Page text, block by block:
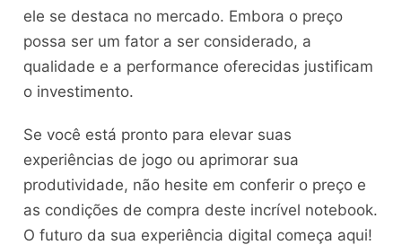
ele se destaca no mercado. Embora o preço
possa ser um fator a ser considerado, a
qualidade e a performance oferecidas justificam
o investimento.
Se você está pronto para elevar suas
experiências de jogo ou aprimorar sua
produtividade, não hesite em conferir o preço e
as condições de compra deste incrível notebook.
O futuro da sua experiência digital começa aqui!